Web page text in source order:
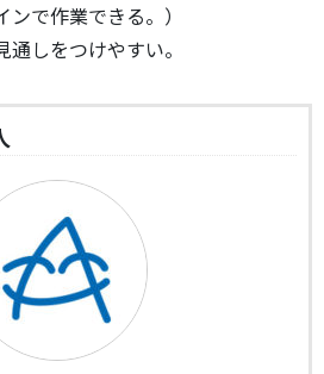
で作業できる。）
しをつけやすい。